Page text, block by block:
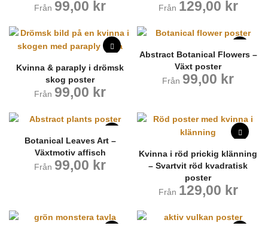
Från 99,00 kr
Från 129,00 kr
Kvinna & paraply i drömsk
skog poster
Från 99,00 kr
Abstract Botanical Flowers –
Växt poster
Från 99,00 kr
Botanical Leaves Art –
Växtmotiv affisch
Från 99,00 kr
Kvinna i röd prickig klänning
– Svartvit röd kvadratisk
poster
Från 129,00 kr